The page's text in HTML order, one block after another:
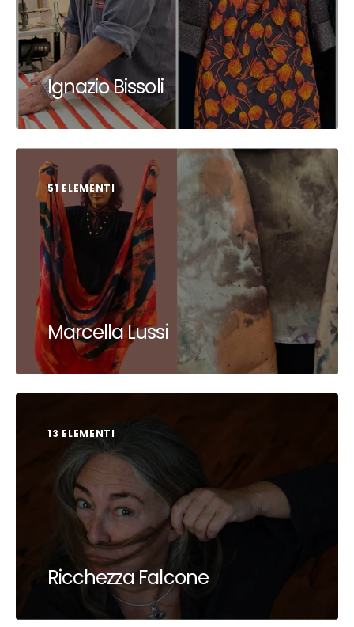
Ignazio Bissoli
51 ELEMENTI
Marcella Lussi
13 ELEMENTI
Ricchezza Falcone